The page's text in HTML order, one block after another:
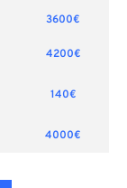
3600€
4200€
140€
4000€